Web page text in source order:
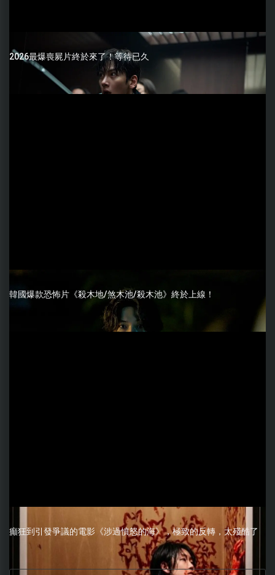
2026最爆喪屍片終於來了！等待已久
韓國爆款恐怖片《殺木地/煞木池/殺木池》終於上線！
癲狂到引發爭議的電影《涉過憤怒的海》，極致的反轉，太殘酷了